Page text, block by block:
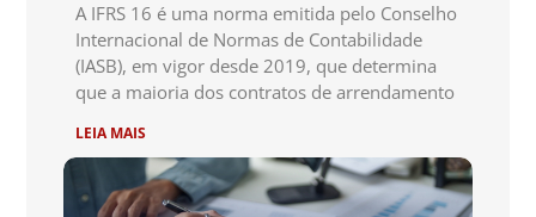
A IFRS 16 é uma norma emitida pelo Conselho
Internacional de Normas de Contabilidade
(IASB), em vigor desde 2019, que determina
que a maioria dos contratos de arrendamento
LEIA MAIS